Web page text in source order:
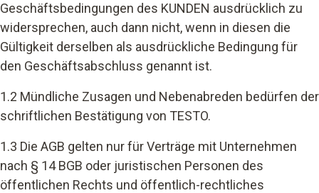
Geschäftsbedingungen des KUNDEN ausdrücklich zu
widersprechen, auch dann nicht, wenn in diesen die
Gültigkeit derselben als ausdrückliche Bedingung für
den Geschäftsabschluss genannt ist.
1.2 Mündliche Zusagen und Nebenabreden bedürfen der
schriftlichen Bestätigung von TESTO.
1.3 Die AGB gelten nur für Verträge mit Unternehmen
nach § 14 BGB oder juristischen Personen des
öffentlichen Rechts und öffentlich-rechtliches